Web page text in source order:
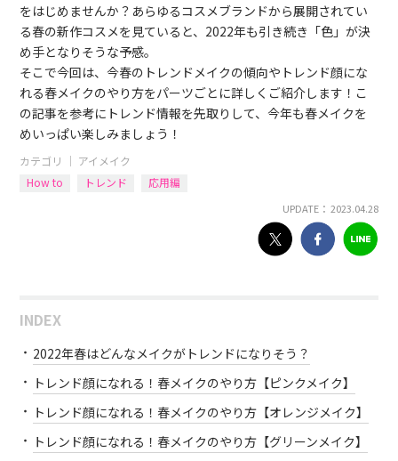
をはじめませんか？あらゆるコスメブランドから展開されてい
る春の新作コスメを見ていると、2022年も引き続き「色」が決
め手となりそうな予感。
そこで今回は、今春のトレンドメイクの傾向やトレンド顔にな
れる春メイクのやり方をパーツごとに詳しくご紹介します！こ
の記事を参考にトレンド情報を先取りして、今年も春メイクを
めいっぱい楽しみましょう！
カテゴリ ｜ アイメイク
How to
トレンド 応用編
UPDATE： 2023.04.28
INDEX
2022年春はどんなメイクがトレンドになりそう？
トレンド顔になれる！春メイクのやり方【ピンクメイク】
トレンド顔になれる！春メイクのやり方【オレンジメイク】
トレンド顔になれる！春メイクのやり方【グリーンメイク】